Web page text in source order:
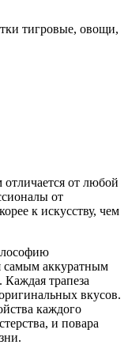
тигровые, овощи,
от любой
от
к искусству, чем
самым аккуратным
Каждая трапеза
вкусов.
каждого
и повара